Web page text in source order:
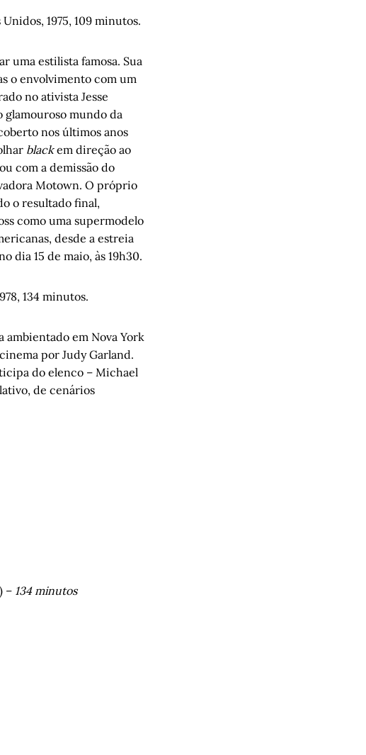
1975, 109 minutos.
uma estilista famosa. Sua
o envolvimento com um
no ativista Jesse
glamouroso mundo da
nos últimos anos
blackem direção ao
com a demissão do
Motown. O próprio
o resultado final,
como uma supermodelo
desde a estreia
dia 15 de maio, às 19h30.
134 minutos.
ambientado em Nova York
por Judy Garland.
do elenco – Michael
de cenários
– 134 minutos